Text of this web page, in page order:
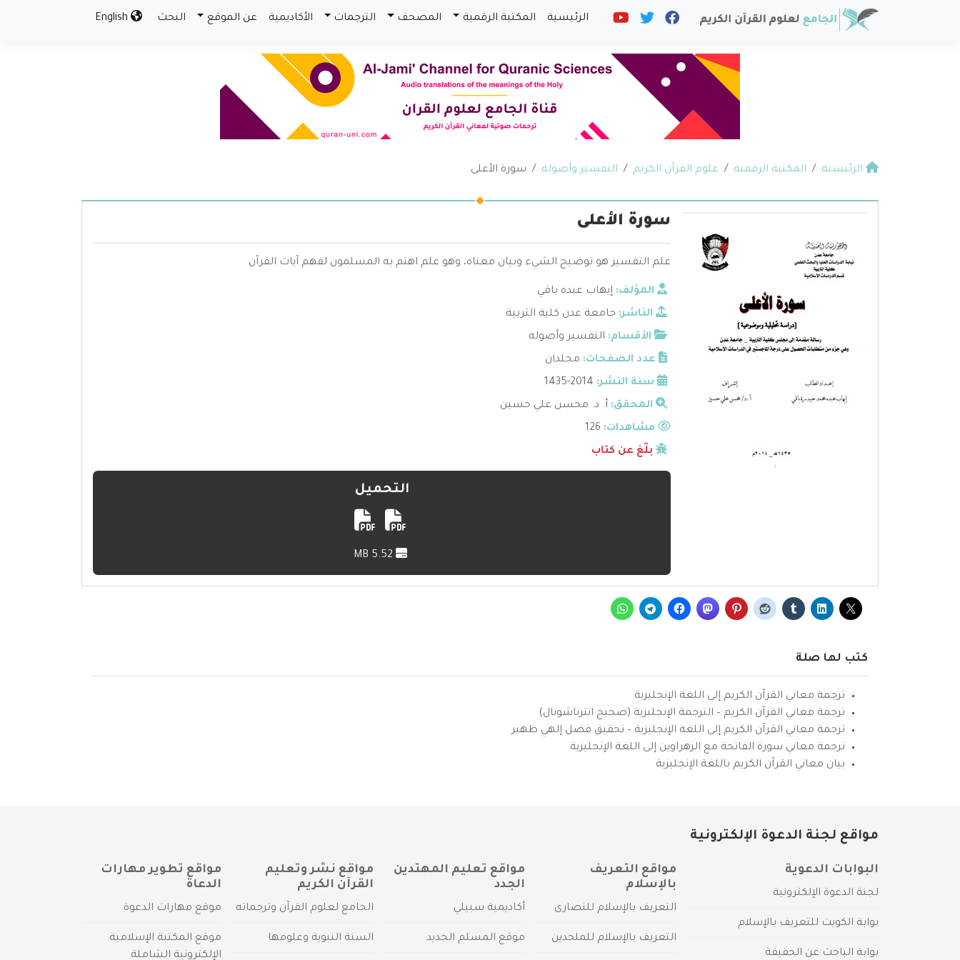
الرئيسية المكتبة الرقمية المصحف الترجمات الأكاديمية عن الموقع البحث
الرئيسية المكتبة الرقمية علوم القرآن الكريم التفسير وأصوله سورة الأعلى
سورة الأعلى
علم التفسير هو توضيح الشيء وبيان معناه، وهو علم اهتم به المسلمون لفهم آيات القرآن
المؤلف: إيهاب عبده باقي
الناشر: جامعة عدن كلية التربية
الأقسام: التفسير وأصوله
عدد الصفحات: مجلدان
سنة النشر: 2014-1435
المحقق: أ. د. محسن علي حسين
مشاهدات:
بلّغ عن كتاب
التحميل
كتب لها صلة
ترجمة معاني القرآن الكريم إلى اللغة الإنجليزية
ترجمة معاني القرآن الكريم – الترجمة الإنجليزية (صحيح انترناشونال)
ترجمة معاني القرآن الكريم إلى اللغة الإنجليزية – تحقيق فضل إلهي ظهير
ترجمة معاني سورة الفاتحة مع الزهراوين إلى اللغة الإنجليزية
بيان معاني القرآن الكريم باللغة الإنجليزية
مواقع لجنة الدعوة الإلكترونية
البوابات الدعوية
لجنة الدعوة الإلكترونية
بوابة الكويت للتعريف بالإسلام
بوابة الباحث عن الحقيقة
مواقع التعريف
بالإسلام
التعريف بالإسلام للنصارى
التعريف بالإسلام للملحدين
مواقع تعليم المهتدين
الجدد
أكاديمية سبيلي
موقع المسلم الجديد
مواقع نشر وتعليم
القرآن الكريم
الجامع لعلوم القرآن وترجماته
السنة النبوية وعلومها
مواقع تطوير مهارات
الدعاة
موقع مهارات الدعوة
موقع المكتبة الإسلامية
الإلكترونية الشاملة